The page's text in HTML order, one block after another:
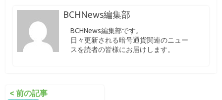
BCHNews編集部
BCHNews編集部です。
日々更新される暗号通貨関連のニュー
スを読者の皆様にお届けします。
< 前の記事